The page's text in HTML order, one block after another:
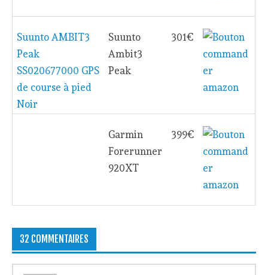
Suunto AMBIT3
Peak
SS020677000 GPS
de course à pied
Noir
Suunto
Ambit3
Peak
301€
Garmin
Forerunner
920XT
399€
32 COMMENTAIRES